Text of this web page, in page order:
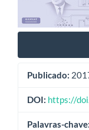
Publicado:
DOI: https://
Palavras-chave: